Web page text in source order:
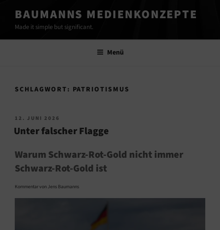
Inhalt
springen
BAUMANNS MEDIENKONZEPTE
Made it simple but significant.
Menü
SCHLAGWORT: PATRIOTISMUS
VERÖFFENTLICHT
AM
12. JUNI 2026
Unter falscher Flagge
Warum Schwarz-Rot-Gold nicht immer
Schwarz-Rot-Gold ist
Kommentar von Jens Baumanns